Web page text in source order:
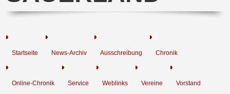
Startseite News-Archiv Ausschreibung Chronik
Online-Chronik Service Weblinks Vereine Vorstand